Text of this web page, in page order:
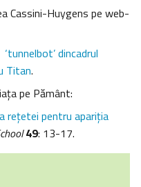
Cassini-Huygens pe web-
‘tunnelbot’ dincadrul
Titan.
pe Pământ:
rețetei pentru apariţia
49: 13-17.